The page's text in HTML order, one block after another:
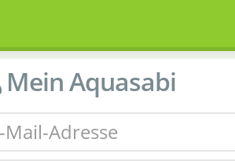
Mein Aquasabi